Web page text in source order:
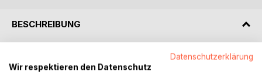
BESCHREIBUNG
"Am Ende werden wir feststellen, dass alles endlich ist -
nur eine Erinnerung daran, was wir daraus gemacht haben"
Datenschutzerklärung
Wir respektieren den Datenschutz